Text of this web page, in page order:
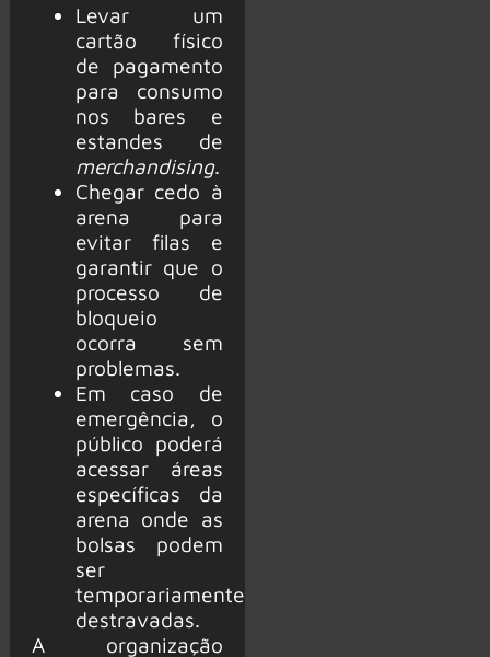
Levar um
cartão físico
de pagamento
para consumo
nos bares e
estandes de
merchandising.
Chegar cedo à
arena para
evitar filas e
garantir que o
processo de
bloqueio
ocorra sem
problemas.
Em caso de
emergência, o
público poderá
acessar áreas
específicas da
arena onde as
bolsas podem
ser
temporariamente
destravadas.
A organização